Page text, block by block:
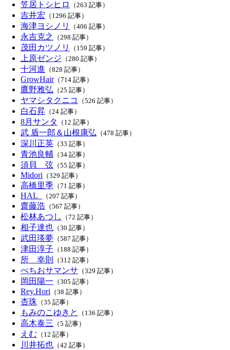
笠居トシヒロ （263 記事）
吉井宏 （1296 記事）
海津ヨシノリ （406 記事）
永吉克之 （298 記事）
茂田カツノリ （159 記事）
上原ゼンジ （280 記事）
十河進 （828 記事）
GrowHair（714 記事）
鷹野雅弘 （25 記事）
ヤマシタクニコ （526 記事）
白石昇 （24 記事）
8月サンタ （12 記事）
武 盾一郎＆山根康弘 （478 記事）
深川正英 （33 記事）
青池良輔 （34 記事）
須貝 弦 （55 記事）
Midori （329 記事）
高橋里季 （71 記事）
HAL_ （207 記事）
齋藤浩 （567 記事）
松林あつし （72 記事）
相子達也 （30 記事）
武田瑛夢 （587 記事）
津田淳子 （188 記事）
所 幸則 （312 記事）
べちおサマンサ （329 記事）
岡田陽一 （305 記事）
Rey.Hori （38 記事）
杏珠 （35 記事）
もみのこゆきと （136 記事）
高木泰三 （5 記事）
えむ （12 記事）
川井拓也 （42 記事）